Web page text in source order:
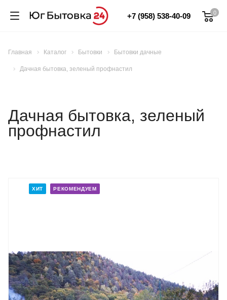
0
+7 (958) 538-40-09
Главная Каталог Бытовки Бытовки дачные
Дачная бытовка, зеленый профнастил
Дачная бытовка, зеленый
профнастил
ХИТ РЕКОМЕНДУЕМ